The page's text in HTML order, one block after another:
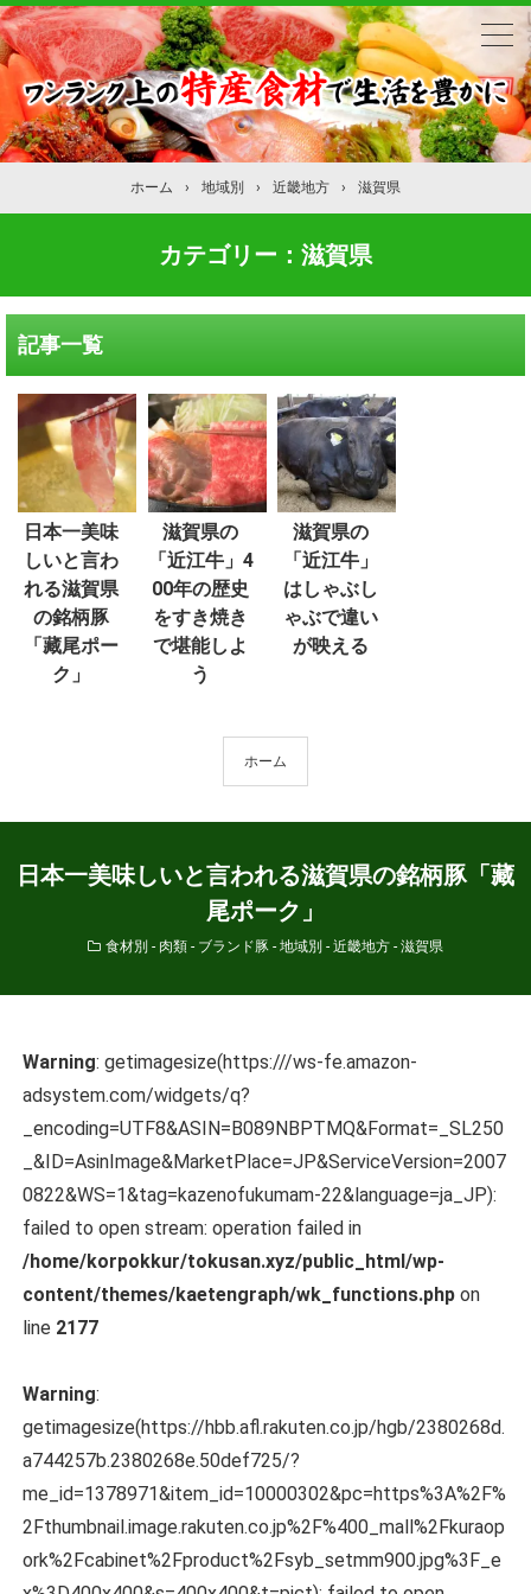
ホーム › 地域別 › 近畿地方 › 滋賀県
カテゴリー：滋賀県
記事一覧
日本一美味
しいと言わ
れる滋賀県
の銘柄豚
「藏尾ポー
ク」
滋賀県の
「近江牛」4
00年の歴史
をすき焼き
で堪能しよ
う
滋賀県の
「近江牛」
はしゃぶし
ゃぶで違い
が映える
ホーム
日本一美味しいと言われる滋賀県の銘柄豚「藏
尾ポーク」
食材別 - 肉類 - ブランド豚 - 地域別 - 近畿地方 - 滋賀県
Warning: getimagesize(https:///ws-fe.amazon-
adsystem.com/widgets/q?
_encoding=UTF8&ASIN=B089NBPTMQ&Format=_SL250
_&ID=AsinImage&MarketPlace=JP&ServiceVersion=2007
0822&WS=1&tag=kazenofukumam-22&language=ja_JP):
failed to open stream: operation failed in
/home/korpokkur/tokusan.xyz/public_html/wp-
content/themes/kaetengraph/wk_functions.php on
line 2177
Warning:
getimagesize(https://hbb.afl.rakuten.co.jp/hgb/2380268d.
a744257b.2380268e.50def725/?
me_id=1378971&item_id=10000302&pc=https%3A%2F%
2Fthumbnail.image.rakuten.co.jp%2F%400_mall%2Fkuraop
ork%2Fcabinet%2Fproduct%2Fsyb_setmm900.jpg%3F_e